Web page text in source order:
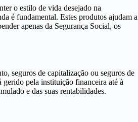
o estilo de vida desejado na
é fundamental. Estes produtos ajudam a
apenas da Segurança Social, os
seguros de capitalização ou seguros de
pela instituição financeira até à
e das suas rentabilidades.